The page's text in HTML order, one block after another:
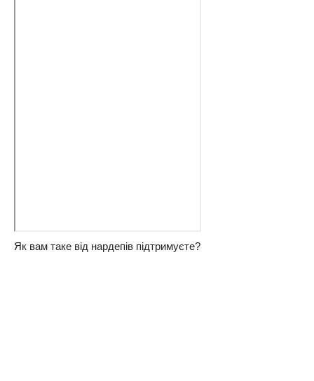
Як вам таке від нардепів підтримуєте?